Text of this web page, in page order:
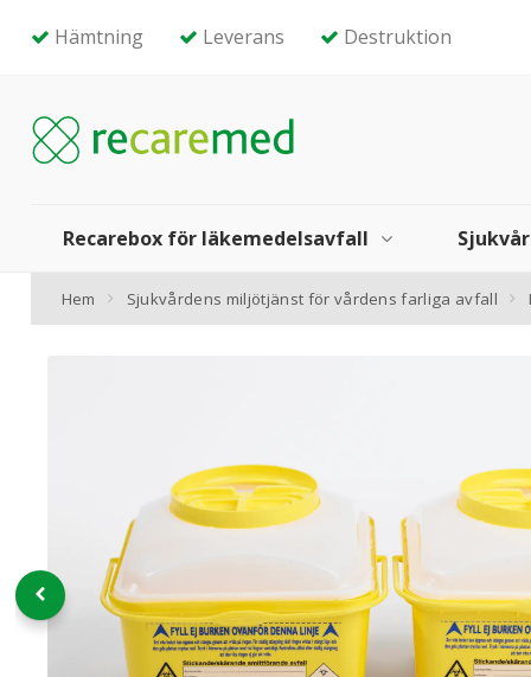
Hämtning Leverans Destruktion
Recarebox för läkemedelsavfall
Hem Sjukvårdens miljötjänst för vårdens farliga avfall